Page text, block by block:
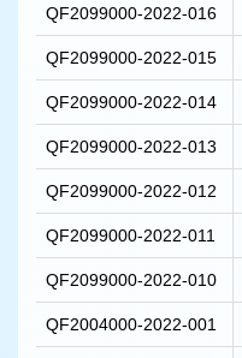
QF2099000-2022-016
QF2099000-2022-015
QF2099000-2022-014
QF2099000-2022-013
QF2099000-2022-012
QF2099000-2022-011
QF2099000-2022-010
QF2004000-2022-001